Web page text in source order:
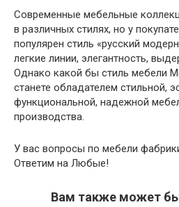
Современные мебельные
в различных стилях, но у
популярен стиль «русский
легкие линии, элегантность,
Однако какой бы стиль мебели
станете обладателем стильной,
функциональной, надежной
производства.
У вас вопросы по мебели
Ответим на Любые!
Вам также может